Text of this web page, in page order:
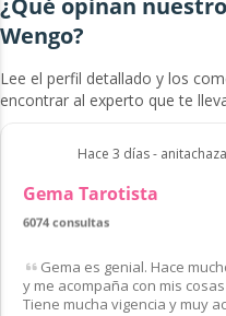
Wengo?
Lee el perfil detallado y los
encontrar al experto que te
Hace 3 días -
Gema Tarotista
6074 consultas
de 60 clientes
Gema es genial. Hace
y me acompaña con mis
Tiene mucha vigencia y muy